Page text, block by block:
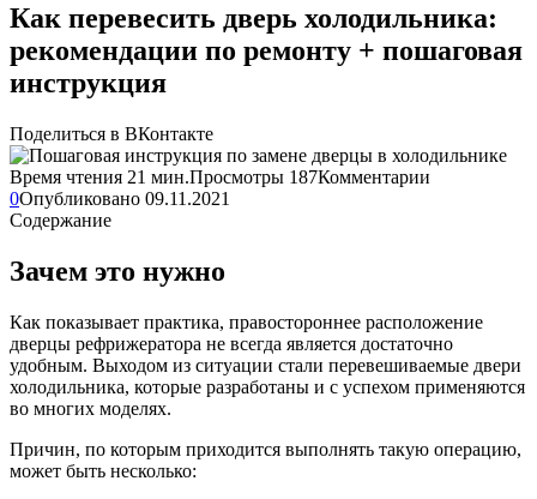
Как перевесить дверь холодильника:
рекомендации по ремонту + пошаговая
инструкция
Поделиться в ВКонтакте
Время чтения 21 мин.Просмотры 187Комментарии
0Опубликовано 09.11.2021
Содержание
Зачем это нужно
Как показывает практика, правостороннее расположение
дверцы рефрижератора не всегда является достаточно
удобным. Выходом из ситуации стали перевешиваемые двери
холодильника, которые разработаны и с успехом применяются
во многих моделях.
Причин, по которым приходится выполнять такую операцию,
может быть несколько: